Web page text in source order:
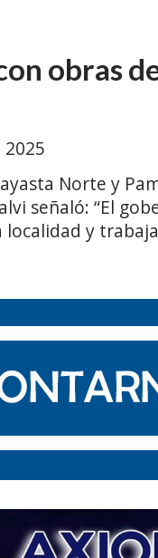
obras
Norte y
señaló: “El
y